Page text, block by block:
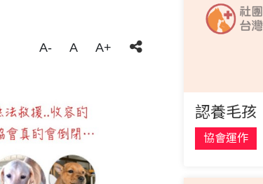
A-
A A+
協會運作